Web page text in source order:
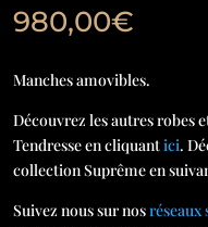
980,00€
Manches amovibles.
Découvrez les autres robes
Tendresse en cliquantici.
collection Suprême en
Suivez nous sur nosréseaux